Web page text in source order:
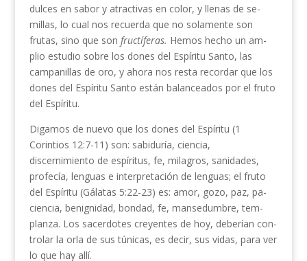
dulces en sabor y atractivas en color, y llenas de se­
millas, lo cual nos recuerda que no solamente son
frutas, sino que son fructíferas. Hemos hecho un am­
plio estudio sobre los dones del Espíritu Santo, las
campanillas de oro, y ahora nos resta recordar que los
dones del Espíritu Santo están balanceados por el fruto
del Espíritu.
Digamos de nuevo que los dones del Espíritu (1
Corintios 12:7-11) son: sabiduría, ciencia,
discernimiento de espíritus, fe, milagros, sanidades,
profecía, lenguas e interpretación de lenguas; el fruto
del Espíritu (Gálatas 5:22-23) es: amor, gozo, paz, pa­
ciencia, benignidad, bondad, fe, mansedumbre, tem­
planza. Los sacerdotes creyentes de hoy, deberían con­
trolar la orla de sus túnicas, es decir, sus vidas, para ver
lo que hay allí.